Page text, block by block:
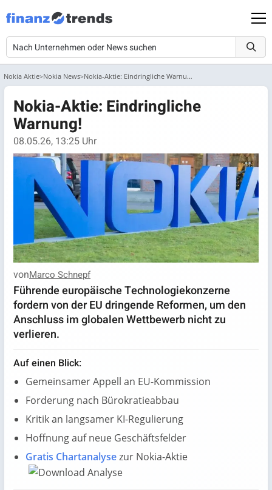
Nokia Aktie Nokia News Nokia-Aktie: Eindringliche Warnung!
Nokia-Aktie: Eindringliche
Warnung!
08.05.26, 13:25 Uhr
vonMarco Schnepf
Führende europäische Technologiekonzerne
fordern von der EU dringende Reformen, um den
Anschluss im globalen Wettbewerb nicht zu
verlieren.
Auf einen Blick:
Gemeinsamer Appell an EU-Kommission
Forderung nach Bürokratieabbau
Kritik an langsamer KI-Regulierung
Hoffnung auf neue Geschäftsfelder
Gratis Chartanalysezur Nokia-Aktie